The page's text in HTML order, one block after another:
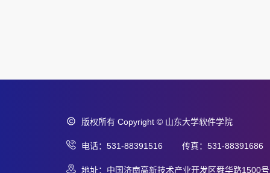
版权所有 Copyright © 山东大学软件学院
电话：531-88391516 传真：531-88391686
地址：中国济南高新技术产业开发区舜华路